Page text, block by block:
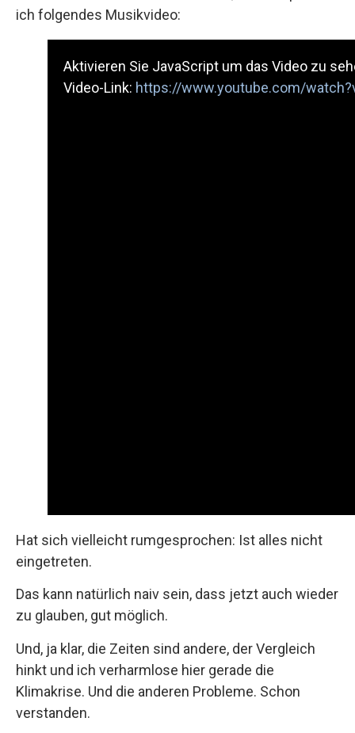
ich folgendes Musikvideo:
Aktivieren Sie JavaScript um das Video zu
Video-Link: https://www.youtube.com/
Hat sich vielleicht rumgesprochen: Ist alles nicht
eingetreten.
Das kann natürlich naiv sein, dass jetzt auch wieder
zu glauben, gut möglich.
Und, ja klar, die Zeiten sind andere, der Vergleich
hinkt und ich verharmlose hier gerade die
Klimakrise. Und die anderen Probleme. Schon
verstanden.